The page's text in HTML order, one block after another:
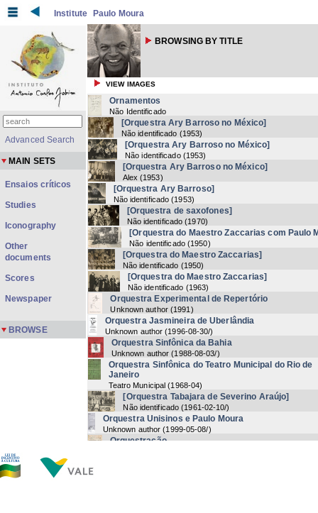
Institute Paulo Moura
BROWSING BY TITLE
VIEW IMAGES
Ornamentos
Não Identificado
[Orquestra Ary Barroso no México]
Não identificado (1953)
[Orquestra Ary Barroso no México]
Não identificado (1953)
[Orquestra Ary Barroso no México]
Alex (1953)
[Orquestra Ary Barroso]
Não identificado (1953)
[Orquestra de saxofones]
Não identificado (1970)
[Orquestra do Maestro Zaccarias com Paulo
Não identificado (1950)
[Orquestra do Maestro Zaccarias]
Não identificado (1950)
[Orquestra do Maestro Zaccarias]
Não identificado (1963)
Orquestra Experimental de Repertório
Unknown author (1991 )
Orquestra Jasmineira de Uberlândia
Unknown author (1996-08-30/)
Orquestra Sinfônica da Bahia
Unknown author (1988-08-03/)
Orquestra Sinfônica do Teatro Municipal do Rio de
Janeiro
Teatro Municipal (1968-04)
[Orquestra Tabajara de Severino Araújo]
Não identificado (1961-02-10/)
Orquestra Unisinos e Paulo Moura
Unknown author (1999-05-08/)
Orquestração
Advanced Search
MAIN SETS
Ensaios críticos
Studies
Iconography
Other
documents
Scores
Newspaper
BROWSE